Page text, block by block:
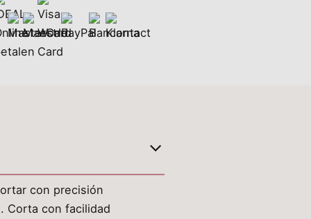
con precisión
Corta con facilidad